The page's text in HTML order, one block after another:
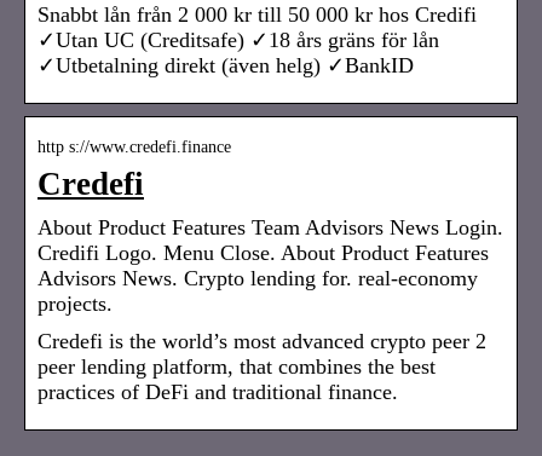
Snabbt lån från 2 000 kr till 50 000 kr hos Credifi
✓Utan UC (Creditsafe) ✓18 års gräns för lån
✓Utbetalning direkt (även helg) ✓BankID
http s://www.credefi.finance
Credefi
About Product Features Team Advisors News Login.
Credifi Logo. Menu Close. About Product Features
Advisors News. Crypto lending for. real-economy
projects.
Credefi is the world’s most advanced crypto peer 2
peer lending platform, that combines the best
practices of DeFi and traditional finance.